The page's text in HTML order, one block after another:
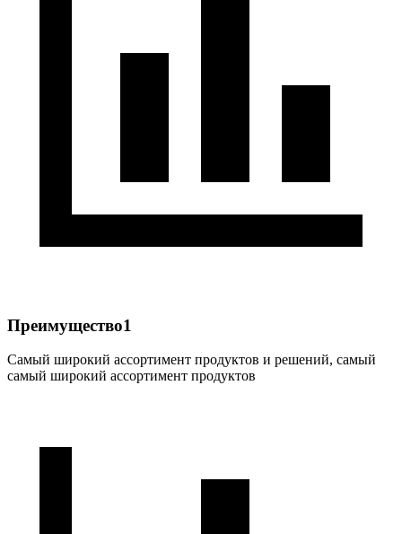
Преимущество1
Самый широкий ассортимент продуктов и решений, самый
самый широкий ассортимент продуктов